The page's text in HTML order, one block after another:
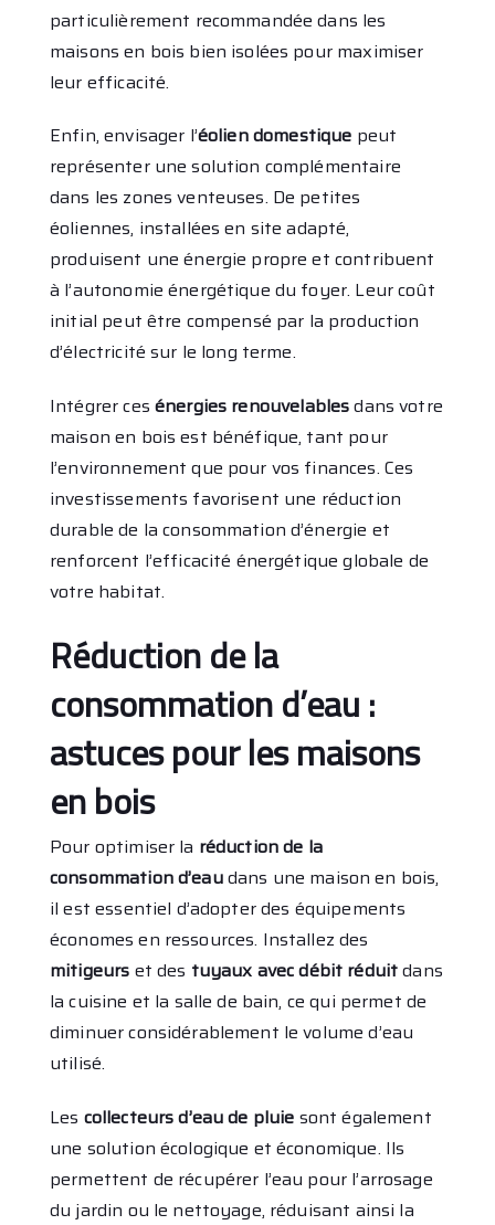
particulièrement recommandée dans les
maisons en bois bien isolées pour maximiser
leur efficacité.
Enfin, envisager l’éolien domestique peut
représenter une solution complémentaire
dans les zones venteuses. De petites
éoliennes, installées en site adapté,
produisent une énergie propre et contribuent
à l’autonomie énergétique du foyer. Leur coût
initial peut être compensé par la production
d’électricité sur le long terme.
Intégrer ces énergies renouvelablesdans votre
maison en bois est bénéfique, tant pour
l’environnement que pour vos finances. Ces
investissements favorisent une réduction
durable de la consommation d’énergie et
renforcent l’efficacité énergétique globale de
votre habitat.
Réduction de la
consommation d’eau :
astuces pour les maisons
en bois
Pour optimiser la réduction de la
consommation d’eaudans une maison en bois,
il est essentiel d’adopter des équipements
économes en ressources. Installez des
mitigeurs et des tuyaux avec débit réduitdans
la cuisine et la salle de bain, ce qui permet de
diminuer considérablement le volume d’eau
utilisé.
Les collecteurs d’eau de pluie sont également
une solution écologique et économique. Ils
permettent de récupérer l’eau pour l’arrosage
du jardin ou le nettoyage, réduisant ainsi la